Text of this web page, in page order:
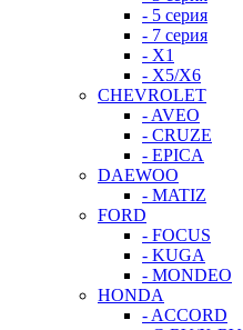
- 5 серия
- 7 серия
- X1
- X5/X6
CHEVROLET
- AVEO
- CRUZE
- EPICA
DAEWOO
- MATIZ
FORD
- FOCUS
- KUGA
- MONDEO
HONDA
- ACCORD